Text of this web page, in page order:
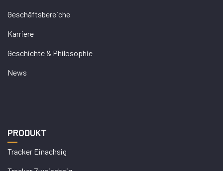
Geschäftsbereiche
Karriere
Geschichte & Philosophie
News
PRODUKT
Tracker Einachsig